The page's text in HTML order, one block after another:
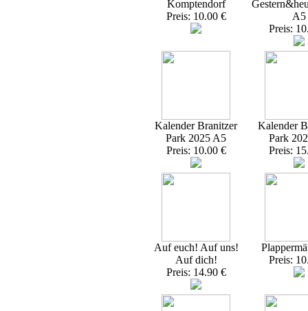
Komptendorf
Preis: 10.00 €
A5
Preis:
Kalender Branitzer
Park 2025 A5
Preis: 10.00 €
Kalender
Park
Preis:
Auf euch! Auf uns!
Auf dich!
Preis: 14.90 €
Preis: